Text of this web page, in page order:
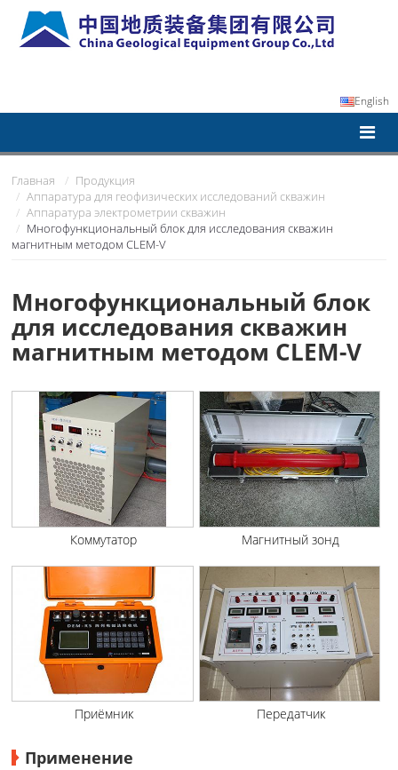
English
Главная
Продукция
Аппаратура для геофизических исследований скважин
Аппаратура электрометрии скважин
Многофункциональный блок для исследования скважин
магнитным методом CLEM-V
Многофункциональный блок
для исследования скважин
магнитным методом CLEM-V
Коммутатор Магнитный зонд
Приёмник Передатчик
Применение